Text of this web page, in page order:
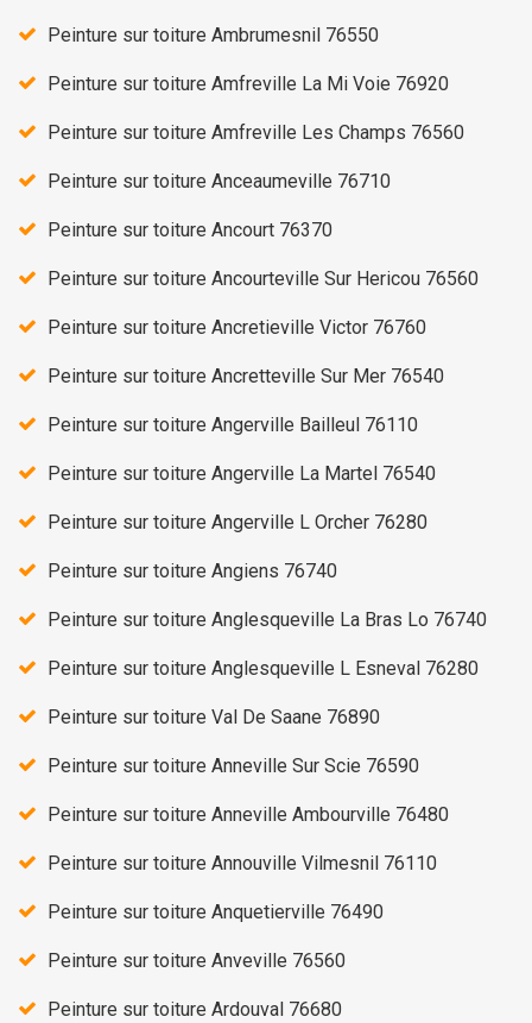
Peinture sur toiture Ambrumesnil 76550
Peinture sur toiture Amfreville La Mi Voie 76920
Peinture sur toiture Amfreville Les Champs 76560
Peinture sur toiture Anceaumeville 76710
Peinture sur toiture Ancourt 76370
Peinture sur toiture Ancourteville Sur Hericou 76560
Peinture sur toiture Ancretieville Victor 76760
Peinture sur toiture Ancretteville Sur Mer 76540
Peinture sur toiture Angerville Bailleul 76110
Peinture sur toiture Angerville La Martel 76540
Peinture sur toiture Angerville L Orcher 76280
Peinture sur toiture Angiens 76740
Peinture sur toiture Anglesqueville La Bras Lo 76740
Peinture sur toiture Anglesqueville L Esneval 76280
Peinture sur toiture Val De Saane 76890
Peinture sur toiture Anneville Sur Scie 76590
Peinture sur toiture Anneville Ambourville 76480
Peinture sur toiture Annouville Vilmesnil 76110
Peinture sur toiture Anquetierville 76490
Peinture sur toiture Anveville 76560
Peinture sur toiture Ardouval 76680